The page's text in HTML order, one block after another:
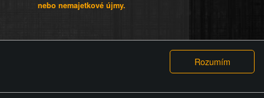
nebo nemajetkové újmy.
GDPR COOKIES